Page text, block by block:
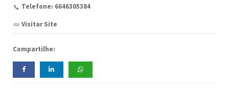
Telefone: 6646305384
Visitar Site
Compartilhe: